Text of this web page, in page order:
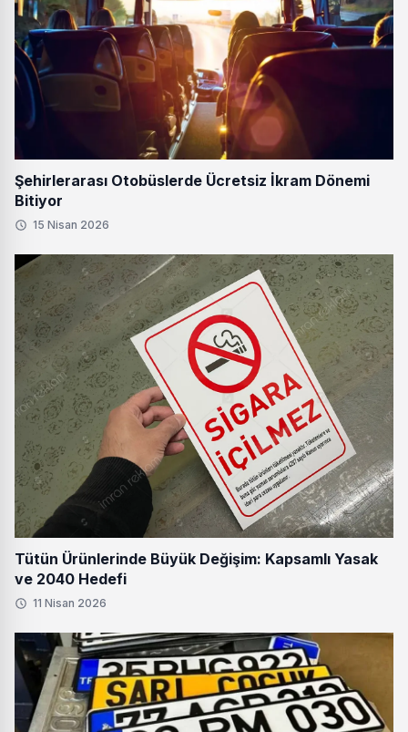
Şehirlerarası Otobüslerde Ücretsiz İkram Dönemi
Bitiyor
15 Nisan 2026
Tütün Ürünlerinde Büyük Değişim: Kapsamlı Yasak
ve 2040 Hedefi
11 Nisan 2026